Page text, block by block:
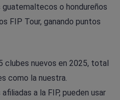
guatemaltecos o hondureños
FIP Tour, ganando puntos
clubes nuevos en 2025, total
como la nuestra.
a la FIP, pueden usar